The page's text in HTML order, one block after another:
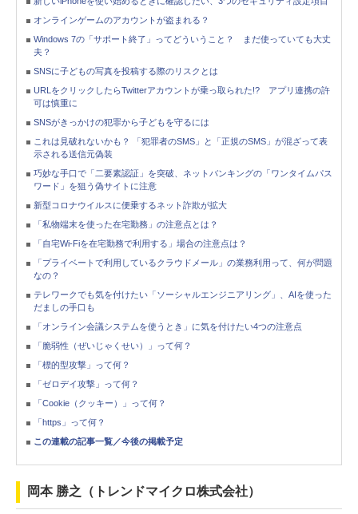
オンラインゲームのアカウントが盗まれる？
Windows 7の「サポート終了」ってどういうこと？ まだ使っていても大丈
夫？
SNSに子どもの写真を投稿する際のリスクとは
URLをクリックしたらTwitterアカウントが乗っ取られた!? アプリ連携の許
可は慎重に
SNSがきっかけの犯罪から子どもを守るには
これは見破れないかも？ 「犯罪者のSMS」と「正規のSMS」が混ざって表
示される送信元偽装
巧妙な手口で「二要素認証」を突破、ネットバンキングの「ワンタイムパス
ワード」を狙う偽サイトに注意
新型コロナウイルスに便乗するネット詐欺が拡大
「私物端末を使った在宅勤務」の注意点とは？
「自宅Wi-Fiを在宅勤務で利用する」場合の注意点は？
「プライベートで利用しているクラウドメール」の業務利用って、何が問題
なの？
テレワークでも気を付けたい「ソーシャルエンジニアリング」、AIを使った
だましの手口も
「オンライン会議システムを使うとき」に気を付けたい4つの注意点
「脆弱性（ぜいじゃくせい）」って何？
「標的型攻撃」って何？
「ゼロデイ攻撃」って何？
「Cookie（クッキー）」って何？
「https」って何？
この連載の記事一覧／今後の掲載予定
岡本 勝之（トレンドマイクロ株式会社）